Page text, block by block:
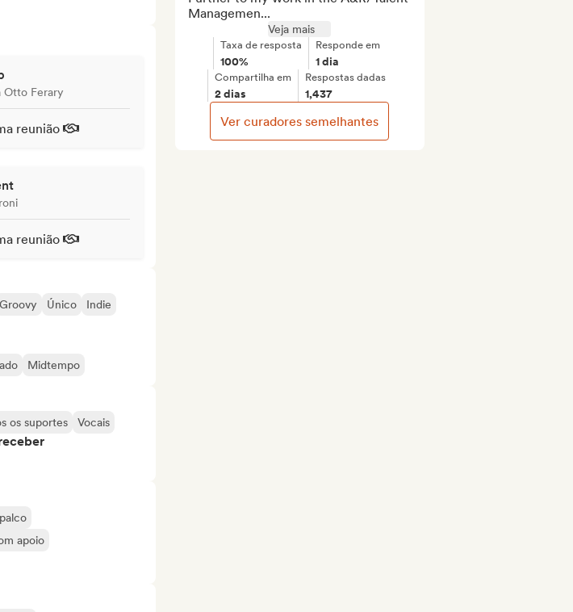
Otto Ferary
reunião
reunião
Groovy Único
Indie
Midtempo
os suportes Vocais
apoio
Managemen...
Veja mais
Taxa de resposta
100%
Responde em
1 dia
Compartilha em
2 dias
Respostas dadas
1,437
Ver curadores semelhantes